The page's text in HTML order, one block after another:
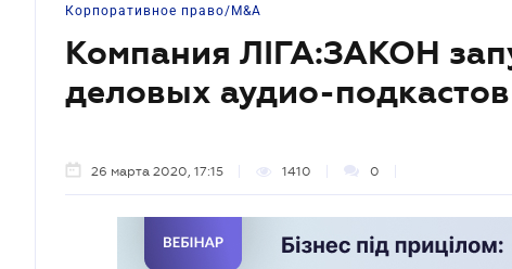
Корпоративное право/M&A
Компания ЛІГА:ЗАКОН
деловых аудио-подкастов
26 марта 2020, 17:15 1410 0